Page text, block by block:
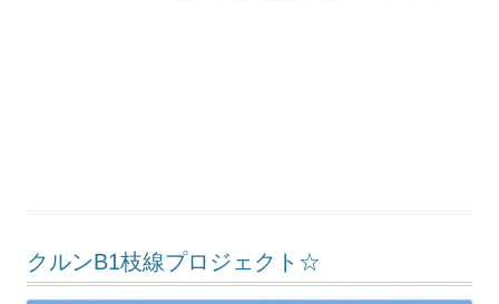
クルンB1枝線プロジェクト☆